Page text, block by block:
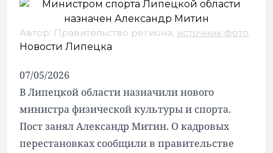
Автор: Правительство региона, источник фото.
Новости Липецка
07/05/2026
В Липецкой области назначили нового
министра физической культуры и спорта.
Пост занял Александр Митин. О кадровых
перестановках сообщили в правительстве